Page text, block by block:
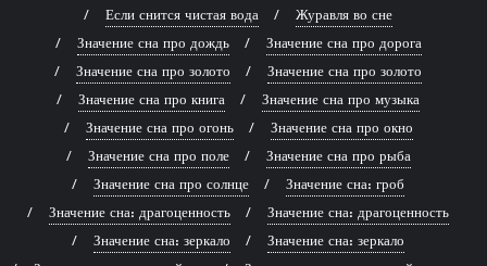
Если снится чистая вода
Журавля во сне
Значение сна про дождь
Значение сна про дорога
Значение сна про золото
Значение сна про золото
Значение сна про книга
Значение сна про музыка
Значение сна про огонь
Значение сна про окно
Значение сна про поле
Значение сна про рыба
Значение сна про солнце
Значение сна: гроб
Значение сна: драгоценность
Значение сна: драгоценность
Значение сна: зеркало
Значение сна: зеркало